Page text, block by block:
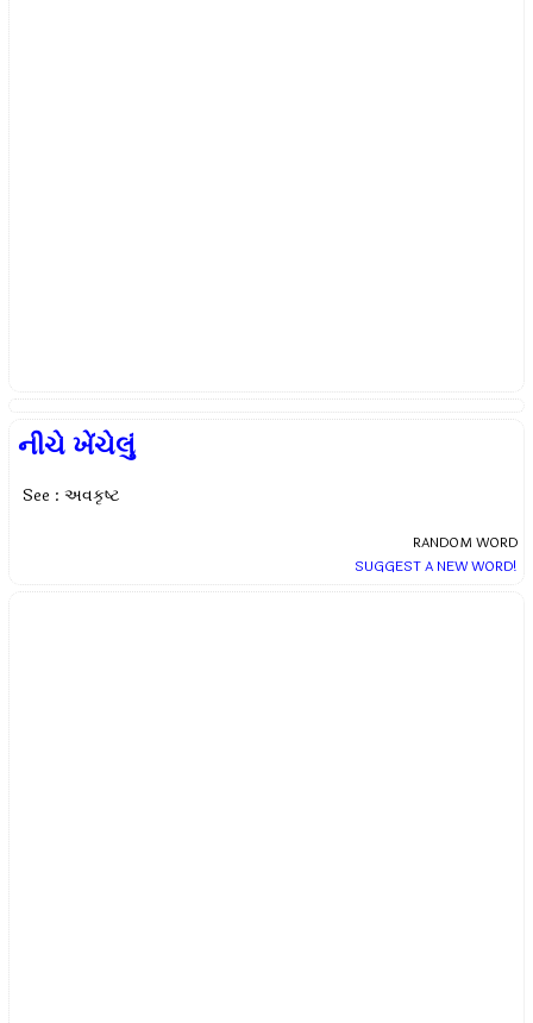
નીચે ખેંચેલું
See : અવકૃષ્ટ
RANDOM WORD
SUGGEST A NEW WORD!